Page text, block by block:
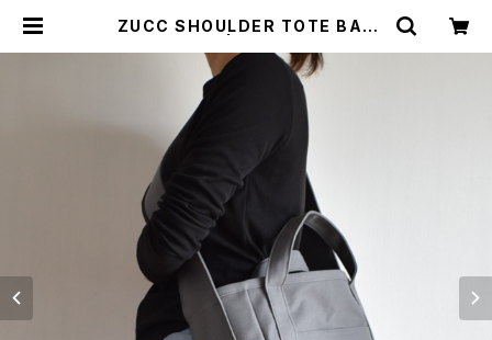
ZUCC SHOULDER TOTE BAG
p（シェリ エメ トリップ）ONLINE ST